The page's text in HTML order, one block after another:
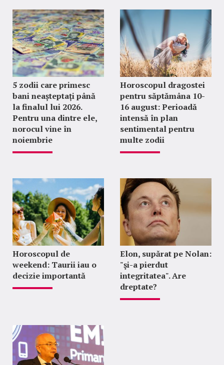
5 zodii care primesc
bani neașteptați până
la finalul lui 2026.
Pentru una dintre ele,
norocul vine în
noiembrie
Horoscopul dragostei
pentru săptămâna 10-
16 august: Perioadă
intensă în plan
sentimental pentru
multe zodii
Horoscopul de
weekend: Taurii iau o
decizie importantă
Elon, supărat pe Nolan:
"şi-a pierdut
integritatea". Are
dreptate?